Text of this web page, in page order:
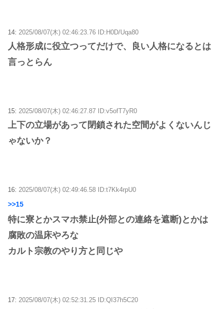
14: 2025/08/07(木) 02:46:23.76 ID:H0D/Uqa80
人格形成に役立つってだけで、良い人格になるとは
言っとらん
15: 2025/08/07(木) 02:46:27.87 ID:v5ofT7yR0
上下の立場があって閉鎖された空間がよくないんじ
ゃないか？
16: 2025/08/07(木) 02:49:46.58 ID:t7Kk4rpU0
>>15
特に寮とかスマホ禁止(外部との連絡を遮断)とかは
腐敗の温床やろな
カルト宗教のやり方と同じや
17: 2025/08/07(木) 02:52:31.25 ID:QI37h5C20